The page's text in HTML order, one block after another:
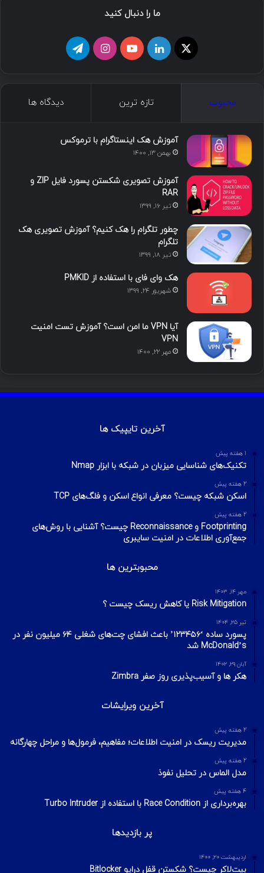
ما را دنبال کنید
محبوب تازه ترین دیدگاه ها
آموزش هک اینستاگرام با ترموکس
بهمن ۱۳, ۱۴۰۰
آموزش تصویری شکستن پسورد فایل ZIP و
RAR
تیر ۱۶, ۱۳۹۹
چطور تلگرام را هک کنیم؟ آموزش تصویری هک
تلگرام
تیر ۱۸, ۱۳۹۹
هک وای فای با استفاده از PMKID
شهریور ۲۴, ۱۳۹۹
آیا VPN ما امن است؟ آموزش تست امنیت
VPN
مهر ۲۲, ۱۴۰۰
آخرین تایپیک ها
1 هفته پیش
تکنیک‌های شناسایی میزبان در شبکه با ابزار Nmap
2 هفته پیش
اسکن شبکه چیست؟ معرفی انواع اسکن و فلگ‌های TCP
2 هفته پیش
Footprinting و Reconnaissance چیست؟ آشنایی با روش‌های
جمع‌آوری اطلاعات در امنیت سایبری
محبوبترین ها
مهر ۱۴, ۱۴۰۳
Risk Mitigation یا کاهش ریسک چیست ؟
تیر ۲۵, ۱۴۰۴
پسورد ساده ‘۱۲۳۴۵۶’ باعث افشای چت‌های شغلی ۶۴ میلیون نفر در
McDonald’s شد
آبان ۲۹, ۱۴۰۲
هکر ها و آسیب‌پذیری روز صفر Zimbra
آخرین ویرایشات
2 هفته پیش
مدیریت ریسک در امنیت اطلاعات؛ مفاهیم، فرمول‌ها و مراحل چهارگانه
2 هفته پیش
مدل الماس در تحلیل نفوذ
4 هفته پیش
بهره‌برداری از Race Condition با استفاده از Turbo Intruder
پر بازدیدها
اردیبهشت ۲۰, ۱۴۰۰
بیت‌لاکر چیست؟ شکستن قفل درایو Bitlocker